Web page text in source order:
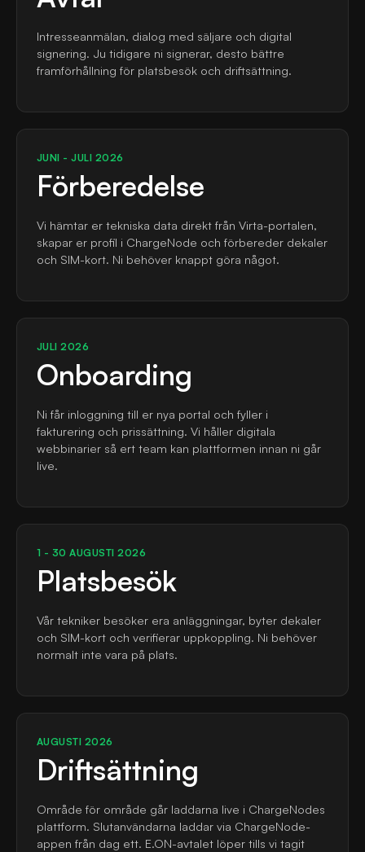
Intresseanmälan, dialog med säljare och digital
signering. Ju tidigare ni signerar, desto bättre
framförhållning för platsbesök och driftsättning.
JUNI - JULI 2026
Förberedelse
Vi hämtar er tekniska data direkt från Virta-portalen,
skapar er profil i ChargeNode och förbereder dekaler
och SIM-kort. Ni behöver knappt göra något.
JULI 2026
Onboarding
Ni får inloggning till er nya portal och fyller i
fakturering och prissättning. Vi håller digitala
webbinarier så ert team kan plattformen innan ni går
live.
1 - 30 AUGUSTI 2026
Platsbesök
Vår tekniker besöker era anläggningar, byter dekaler
och SIM-kort och verifierar uppkoppling. Ni behöver
normalt inte vara på plats.
AUGUSTI 2026
Driftsättning
Område för område går laddarna live i ChargeNodes
plattform. Slutanvändarna laddar via ChargeNode-
appen från dag ett. E.ON-avtalet löper tills vi tagit